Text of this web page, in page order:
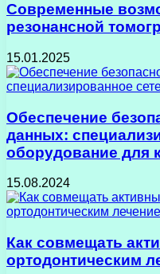
Современные
резонансной
15.01.2025
Обеспечение
данных:
оборудование для
15.08.2024
Как совмещать
ортодонтическим